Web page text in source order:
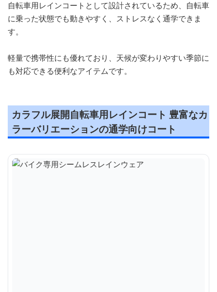
自転車用レインコートとして設計されているため、自転車
に乗った状態でも動きやすく、ストレスなく通学できま
す。
軽量で携帯性にも優れており、天候が変わりやすい季節に
も対応できる便利なアイテムです。
カラフル展開自転車用レインコート 豊富なカ
ラーバリエーションの通学向けコート